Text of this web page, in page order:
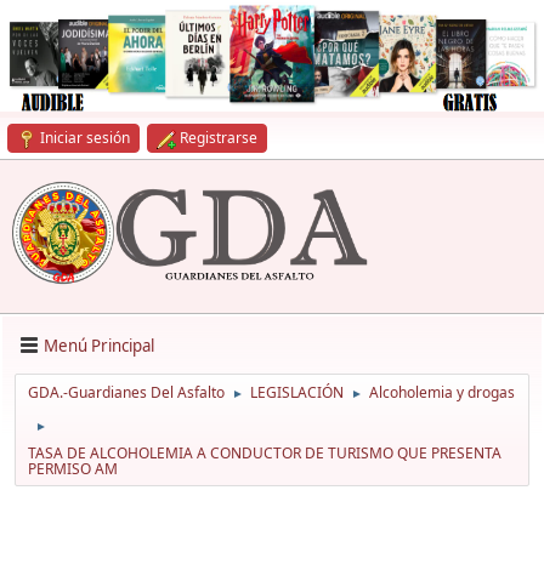
Iniciar sesión Registrarse
Menú Principal
GDA.-Guardianes Del Asfalto ► LEGISLACIÓN ► Alcoholemia y drogas
►
TASA DE ALCOHOLEMIA A CONDUCTOR DE TURISMO QUE PRESENTA
PERMISO AM